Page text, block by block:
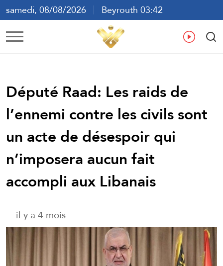
samedi, 08/08/2026
Beyrouth 03:42
ع
Député Raad: Les raids de
l’ennemi contre les civils sont
un acte de désespoir qui
n’imposera aucun fait
accompli aux Libanais
il y a 4 mois